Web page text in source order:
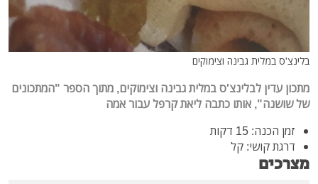
בלינצ'ס במלית גבינה וצימוקים
מתכון עדין לבלינצ'ס במלית גבינה וצימוקים, מתוך הספר "המתכונים
של שושנה", אותו כתבה ליאת קרפל עבור אמה
זמן הכנה: 15 דקות
דרגת קושי: קל
מצרכים